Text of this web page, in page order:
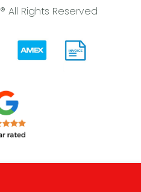
All Rights Reserved